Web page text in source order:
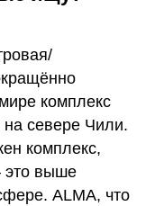
комплекс
на севере Чили.
комплекс,
это выше
ALMA, что